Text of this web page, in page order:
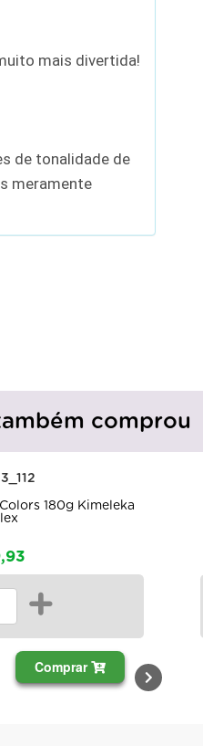
mais divertida!
de tonalidade de
meramente
comprou
180g Kimeleka
+
Comprar